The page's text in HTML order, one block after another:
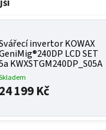
invertor KOWAX
LCD SET
KWXSTGM240DP_S05A
24 199 Kč